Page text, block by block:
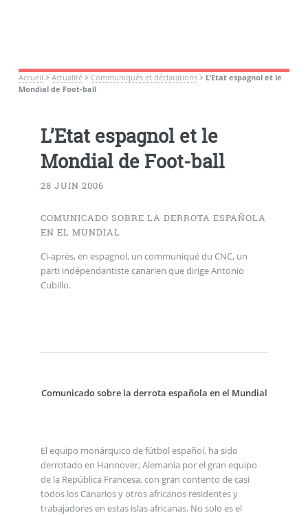
Accueil > Actualité> Communiqués et déclarations> L’Etat espagnol et le
Mondial de Foot-ball
L’Etat espagnol et le
Mondial de Foot-ball
28 JUIN 2006
COMUNICADO SOBRE LA DERROTA ESPAÑOLA
EN EL MUNDIAL
Ci-après, en espagnol, un communiqué du CNC, un
parti indépendantiste canarien que dirige Antonio
Cubillo.
Comunicado sobre la derrota española en el Mundial
El equipo monárquico de fútbol español, ha sido
derrotado en Hannover, Alemania por el gran equipo
de la República Francesa, con gran contento de casi
todos los Canarios y otros africanos residentes y
trabajadores en estas islas africanas. No solo es el